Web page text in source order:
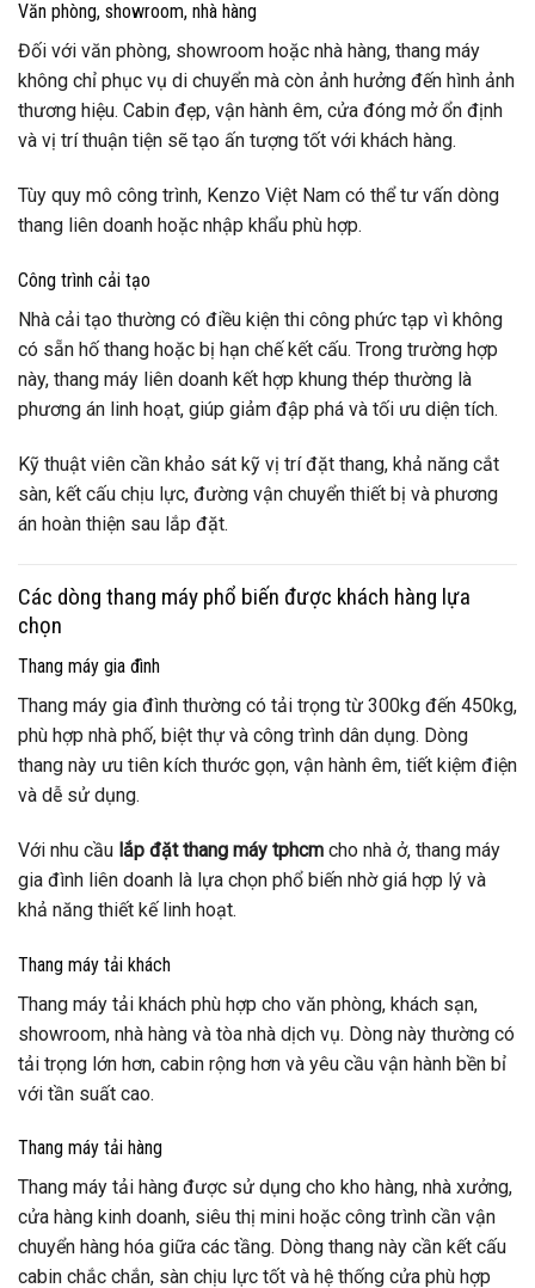
Văn phòng, showroom, nhà hàng
Đối với văn phòng, showroom hoặc nhà hàng, thang máy
không chỉ phục vụ di chuyển mà còn ảnh hưởng đến hình ảnh
thương hiệu. Cabin đẹp, vận hành êm, cửa đóng mở ổn định
và vị trí thuận tiện sẽ tạo ấn tượng tốt với khách hàng.
Tùy quy mô công trình, Kenzo Việt Nam có thể tư vấn dòng
thang liên doanh hoặc nhập khẩu phù hợp.
Công trình cải tạo
Nhà cải tạo thường có điều kiện thi công phức tạp vì không
có sẵn hố thang hoặc bị hạn chế kết cấu. Trong trường hợp
này, thang máy liên doanh kết hợp khung thép thường là
phương án linh hoạt, giúp giảm đập phá và tối ưu diện tích.
Kỹ thuật viên cần khảo sát kỹ vị trí đặt thang, khả năng cắt
sàn, kết cấu chịu lực, đường vận chuyển thiết bị và phương
án hoàn thiện sau lắp đặt.
Các dòng thang máy phổ biến được khách hàng lựa
chọn
Thang máy gia đình
Thang máy gia đình thường có tải trọng từ 300kg đến 450kg,
phù hợp nhà phố, biệt thự và công trình dân dụng. Dòng
thang này ưu tiên kích thước gọn, vận hành êm, tiết kiệm điện
và dễ sử dụng.
Với nhu cầu lắp đặt thang máy tphcm cho nhà ở, thang máy
gia đình liên doanh là lựa chọn phổ biến nhờ giá hợp lý và
khả năng thiết kế linh hoạt.
Thang máy tải khách
Thang máy tải khách phù hợp cho văn phòng, khách sạn,
showroom, nhà hàng và tòa nhà dịch vụ. Dòng này thường có
tải trọng lớn hơn, cabin rộng hơn và yêu cầu vận hành bền bỉ
với tần suất cao.
Thang máy tải hàng
Thang máy tải hàng được sử dụng cho kho hàng, nhà xưởng,
cửa hàng kinh doanh, siêu thị mini hoặc công trình cần vận
chuyển hàng hóa giữa các tầng. Dòng thang này cần kết cấu
cabin chắc chắn, sàn chịu lực tốt và hệ thống cửa phù hợp